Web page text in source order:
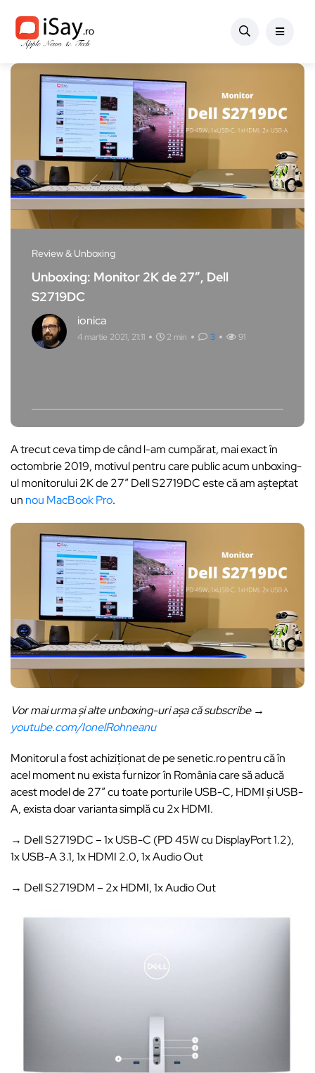
Review & Unboxing
Unboxing: Monitor 2K de 27″, Dell
S2719DC
ionica
4 martie 2021, 21:11 2 min 3 91
A trecut ceva timp de când l-am cumpărat, mai exact în
octombrie 2019, motivul pentru care public acum unboxing-
ul monitorului 2K de 27″ Dell S2719DC este că am așteptat
un nou MacBook Pro.
Vor mai urma și alte unboxing-uri așa că subscribe →
youtube.com/IonelRohneanu
Monitorul a fost achiziționat de pe senetic.ro pentru că în
acel moment nu exista furnizor în România care să aducă
acest model de 27″ cu toate porturile USB-C, HDMI și USB-
A, exista doar varianta simplă cu 2x HDMI.
→ Dell S2719DC – 1x USB-C (PD 45W cu DisplayPort 1.2),
1x USB-A 3.1, 1x HDMI 2.0, 1x Audio Out
→ Dell S2719DM – 2x HDMI, 1x Audio Out